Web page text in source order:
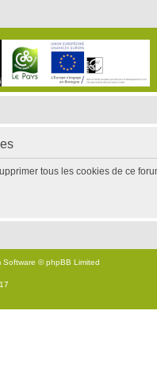
tous les cookies de ce
Software © phpBB Limited